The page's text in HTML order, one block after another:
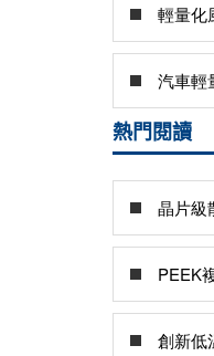
輕量化
汽車輕
熱門閱讀
晶片級
PEEK
創新低